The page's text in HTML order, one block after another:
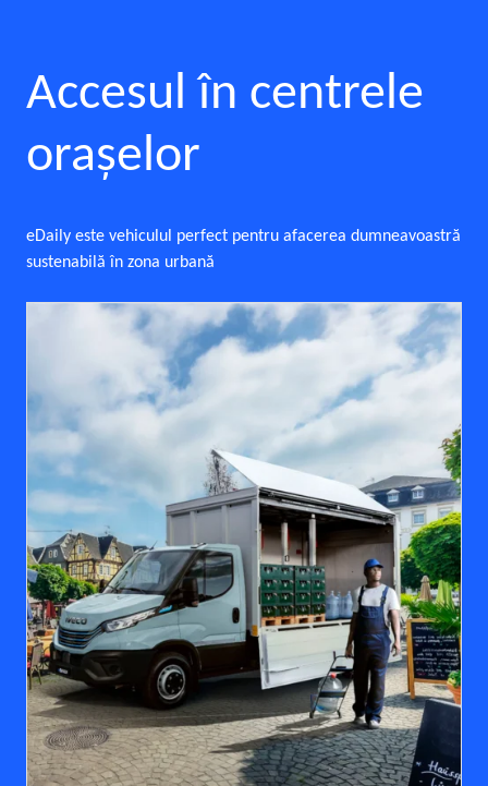
Accesul în centrele
oraşelor
eDaily este vehiculul perfect pentru afacerea dumneavoastră
sustenabilă în zona urbană